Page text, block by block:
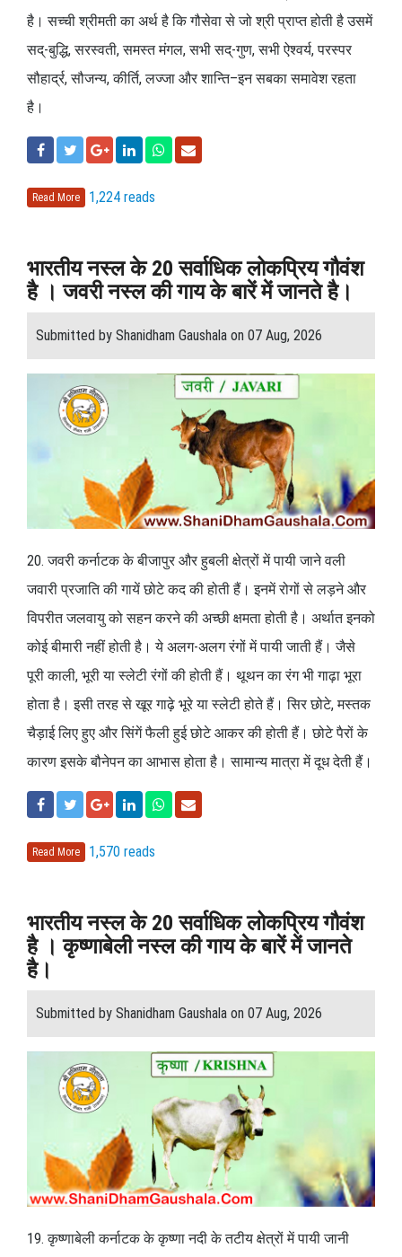
है। सच्ची श्रीमती का अर्थ है कि गौसेवा से जो श्री प्राप्त होती है उसमें
सद्-बुद्धि, सरस्वती, समस्त मंगल, सभी सद्-गुण, सभी ऐश्वर्य, परस्पर
सौहार्द्र, सौजन्य, कीर्ति, लज्जा और शान्ति–इन सबका समावेश रहता
है।
Read More 1,224 reads
भारतीय नस्ल के 20 सर्वाधिक लोकप्रिय गौवंश
है । जवरी नस्ल की गाय के बारें में जानते है।
Submitted by Shanidham Gaushala on 07 Aug, 2026
20. जवरी कर्नाटक के बीजापुर और हुबली क्षेत्रों में पायी जाने वली
जवारी प्रजाति की गायें छोटे कद की होती हैं। इनमें रोगों से लड़ने और
विपरीत जलवायु को सहन करने की अच्छी क्षमता होती है। अर्थात इनको
कोई बीमारी नहीं होती है। ये अलग-अलग रंगों में पायी जाती हैं। जैसे
पूरी काली, भूरी या स्लेटी रंगों की होती हैं। थूथन का रंग भी गाढ़ा भूरा
होता है। इसी तरह से खूर गाढ़े भूरे या स्लेटी होते हैं। सिर छोटे, मस्तक
चैड़ाई लिए हुए और सिंगें फैली हुई छोटे आकर की होती हैं। छोटे पैरों के
कारण इसके बौनेपन का आभास होता है। सामान्य मात्रा में दूध देती हैं।
Read More 1,570 reads
भारतीय नस्ल के 20 सर्वाधिक लोकप्रिय गौवंश
है । कृष्णाबेली नस्ल की गाय के बारें में जानते
है।
Submitted by Shanidham Gaushala on 07 Aug, 2026
19. कृष्णाबेली कर्नाटक के कृष्णा नदी के तटीय क्षेत्रों में पायी जानी